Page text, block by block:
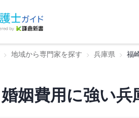
地域から専門家を探す 兵庫県 福
婚姻費用に強い